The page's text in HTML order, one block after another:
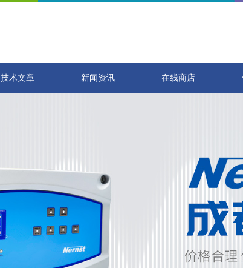
技术文章 新闻资讯 在线商店